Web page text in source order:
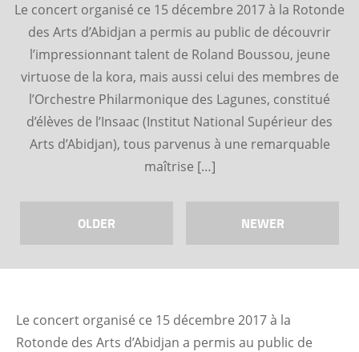
Le concert organisé ce 15 décembre 2017 à la Rotonde
des Arts d’Abidjan a permis au public de découvrir
l’impressionnant talent de Roland Boussou, jeune
virtuose de la kora, mais aussi celui des membres de
l’Orchestre Philarmonique des Lagunes, constitué
d’élèves de l’Insaac (Institut National Supérieur des
Arts d’Abidjan), tous parvenus à une remarquable
maîtrise […]
OLDER NEWER
Le concert organisé ce 15 décembre 2017 à la
Rotonde des Arts d’Abidjan a permis au public de